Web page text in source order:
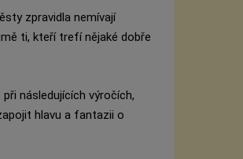
zpravidla nemívají
ti, kteří trefí nějaké dobře
následujících výročích,
hlavu a fantazii o